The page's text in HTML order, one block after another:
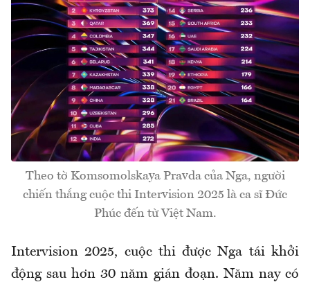
Theo tờ Komsomolskaya Pravda của Nga, người
chiến thắng cuộc thi Intervision 2025 là ca sĩ Đức
Phúc đến từ Việt Nam.
Intervision 2025, cuộc thi được Nga tái khởi
động sau hơn 30 năm gián đoạn. Năm nay có